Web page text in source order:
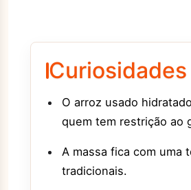
Curiosidades
O arroz usado
quem tem restrição ao
A massa fica com uma
tradicionais.